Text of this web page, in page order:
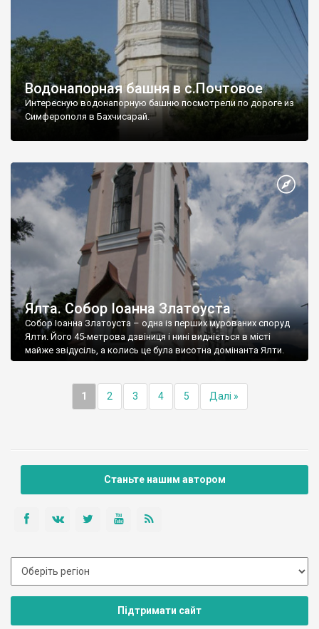
Водонапорная башня в с.Почтовое
Интересную водонапорную башню посмотрели по дороге из
Симферополя в Бахчисарай.
Ялта. Собор Іоанна Златоуста
Собор Іоанна Златоуста – одна із перших мурованих споруд
Ялти. Його 45-метрова дзвіниця і нині видніється в місті
майже звідусіль, а колись це була висотна домінанта Ялти.
1 2 3 4 5 Далі »
Станьте нашим автором
Підтримати сайт